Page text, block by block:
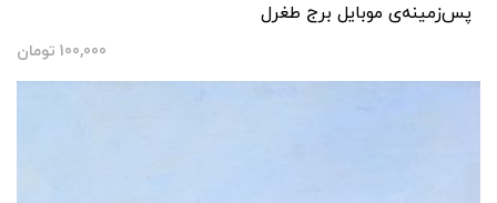
پس‌زمینه‌ی موبایل برج طغرل
100,000 تومان